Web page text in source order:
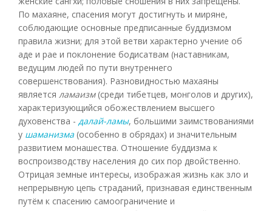
По махаяне, спасения могут достигнуть и миряне,
соблюдающие основные предписанные буддизмом
правила жизни; для этой ветви характерно учение об
аде и рае и поклонение бодисатвам (наставникам,
ведущим людей по пути внутреннего
совершенствования). Разновидностью махаяны
является ламаизм(среди тибетцев, монголов и других),
характеризующийся обожествлением высшего
духовенства - далай-ламы, большими заимствованиями
у шаманизма (особенно в обрядах) и значительным
развитием монашества. Отношение буддизма к
воспроизводству населения до сих пор двойственно.
Отрицая земные интересы, изображая жизнь как зло и
непрерывную цепь страданий, признавая единственным
путём к спасению самоограничение и